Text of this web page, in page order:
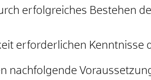
erfolgreiches Bestehen
erforderlichen Kenntnisse
nachfolgende